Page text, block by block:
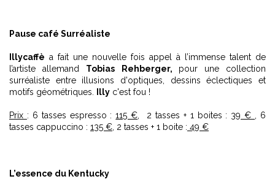
Pause café Surréaliste
Illycaffè a fait une nouvelle fois appel à l’immense talent de
l’artiste allemand Tobias Rehberger, pour une collection
surréaliste entre illusions d'optiques, dessins éclectiques et
motifs géométriques.
Illy c'est fou !
Prix : 6 tasses espresso :115 € , 2 tasses + 1 boites : 39 €
, 6
tasses cappuccino : 135 € , 2 tasses + 1 boite : 49 €
L’essence du Kentucky